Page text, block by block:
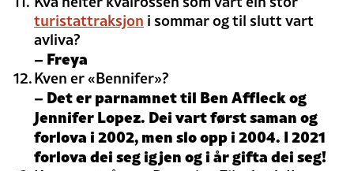
turistattraksjon i sommar og til slutt vart
avliva?
– Freya
Kven er «Bennifer»?
– Det er parnamnet til Ben Affleck og
Jennifer Lopez. Dei vart først saman og
forlova i 2002, men slo opp i 2004. I 2021
forlova dei seg igjen og i år gifta dei seg!